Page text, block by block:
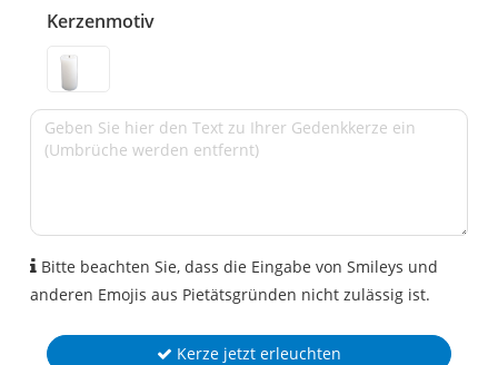
Kerzenmotiv
Bitte beachten Sie, dass die Eingabe von Smileys und
anderen Emojis aus Pietätsgründen nicht zulässig ist.
Kerze jetzt erleuchten